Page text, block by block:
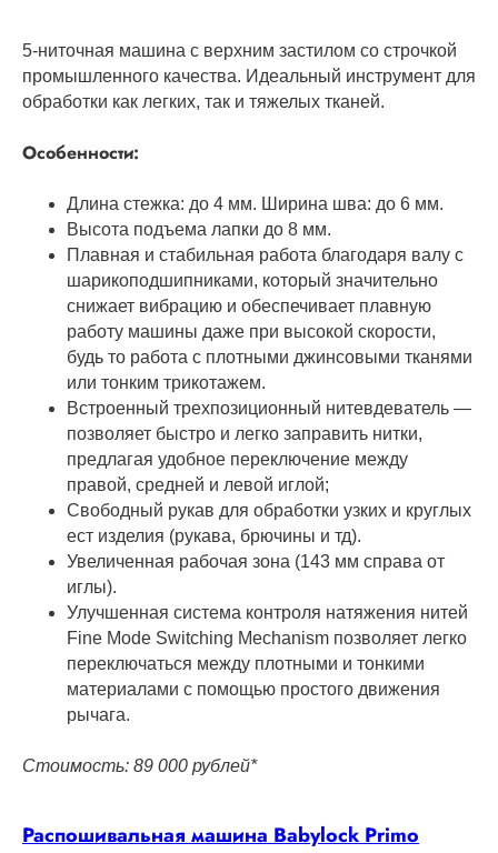
5-ниточная машина с верхним застилом со строчкой
промышленного качества. Идеальный инструмент для
обработки как легких, так и тяжелых тканей.
Особенности:
Длина стежка: до 4 мм. Ширина шва: до 6 мм.
Высота подъема лапки до 8 мм.
Плавная и стабильная работа благодаря валу с
шарикоподшипниками, который значительно
снижает вибрацию и обеспечивает плавную
работу машины даже при высокой скорости,
будь то работа с плотными джинсовыми тканями
или тонким трикотажем.
Встроенный трехпозиционный нитевдеватель —
позволяет быстро и легко заправить нитки,
предлагая удобное переключение между
правой, средней и левой иглой;
Свободный рукав для обработки узких и круглых
ест изделия (рукава, брючины и тд).
Увеличенная рабочая зона (143 мм справа от
иглы).
Улучшенная система контроля натяжения нитей
Fine Mode Switching Mechanism позволяет легко
переключаться между плотными и тонкими
материалами с помощью простого движения
рычага.
Стоимость: 89 000 рублей*
Распошивальная машина Babylock Primo